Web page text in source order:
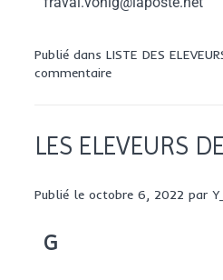
Publié dans LISTE DES
commentaire
LES ELEVEURS
Publié le octobre 6, 2022 par
G